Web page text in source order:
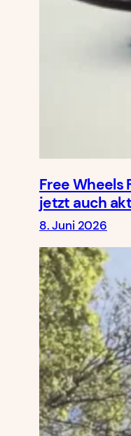
Free Wheels
jetzt auch
8. Juni 2026